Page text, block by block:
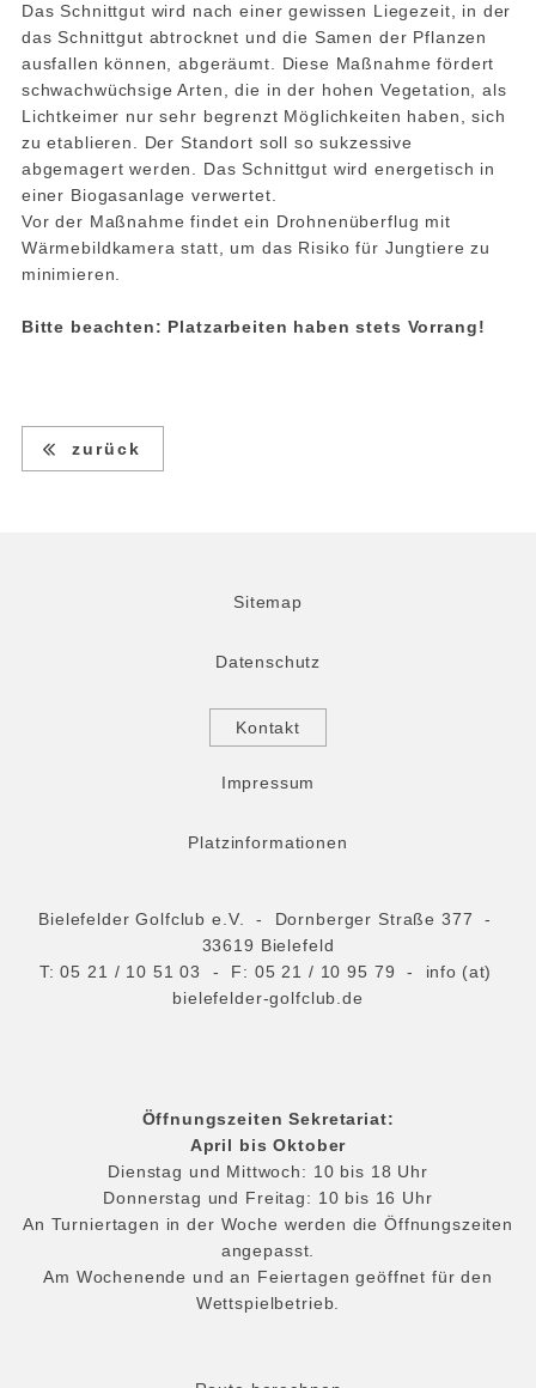
Das Schnittgut wird nach einer gewissen Liegezeit, in der
das Schnittgut abtrocknet und die Samen der Pflanzen
ausfallen können, abgeräumt. Diese Maßnahme fördert
schwachwüchsige Arten, die in der hohen Vegetation, als
Lichtkeimer nur sehr begrenzt Möglichkeiten haben, sich
zu etablieren. Der Standort soll so sukzessive
abgemagert werden. Das Schnittgut wird energetisch in
einer Biogasanlage verwertet.
Vor der Maßnahme findet ein Drohnenüberflug mit
Wärmebildkamera statt, um das Risiko für Jungtiere zu
minimieren.
Bitte beachten: Platzarbeiten haben stets Vorrang!
zurück
Sitemap
Datenschutz
Kontakt
Impressum
Platzinformationen
Bielefelder Golfclub e.V. - Dornberger Straße 377 -
33619 Bielefeld
T:05 21 / 10 51 03 - F: 05 21 / 10 95 79 - info (at)
bielefelder-golfclub.de
Öffnungszeiten Sekretariat:
April bis Oktober
Dienstag und Mittwoch: 10 bis 18 Uhr
Donnerstag und Freitag: 10 bis 16 Uhr
An Turniertagen in der Woche werden die Öffnungszeiten
angepasst.
Am Wochenende und an Feiertagen geöffnet für den
Wettspielbetrieb.